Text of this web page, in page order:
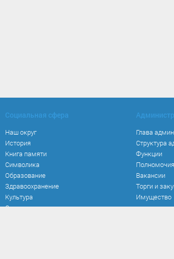
Социальная сфера
Наш округ
История
Книга памяти
Символика
Образование
Здравоохранение
Культура
Спорт
Глава
Структура
Функции
Полномочия
Вакансии
Торги и
Имущество